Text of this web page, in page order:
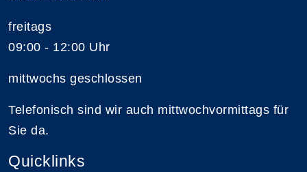
freitags
09:00 - 12:00 Uhr
mittwochs geschlossen
Telefonisch sind wir auch mittwochvormittags für
Sie da.
Quicklinks